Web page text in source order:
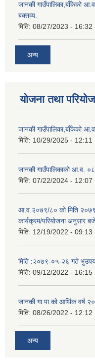
जानकी गाउँपालिका,बाँकेको
बक्तव्य.
मिति: 08/27/2023 - 16:32
अन्य
योजना तथा
जानकी गाउँपालिका,बाँकेको
मिति: 10/29/2025 - 12:11
जानकी गाउँपालिकाको आ.व.
मिति: 07/22/2024 - 12:07
आ.व.२०७९/८० को मिति
कार्यक्रम/परियोजना अनुसार
मिति: 12/19/2022 - 09:13
मिति :२०७९-०५-२६ गते
मिति: 09/12/2022 - 16:15
जानकी गा.पा.को आर्थिक वर्ष
मिति: 08/26/2022 - 12:12
अन्य